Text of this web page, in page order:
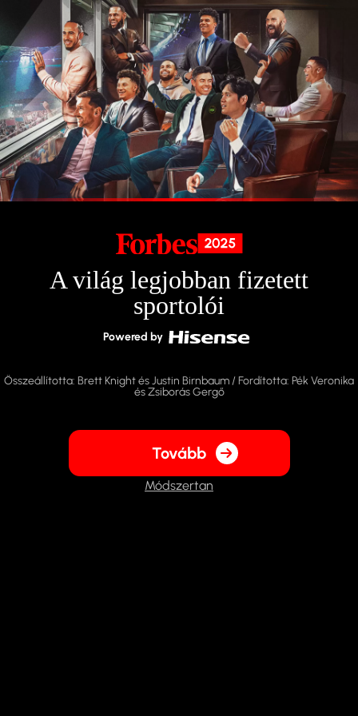
A világ legjobban fizetett
sportolói
Powered by
Összeállította: Brett Knight és Justin Birnbaum / Fordította: Pék Veronika
és Zsiborás Gergő
Tovább
Módszertan